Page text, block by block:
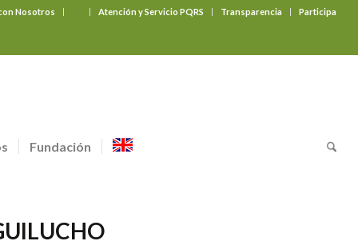
Nosotros Atención y Servicio PQRS Transparencia Participa
Fundación